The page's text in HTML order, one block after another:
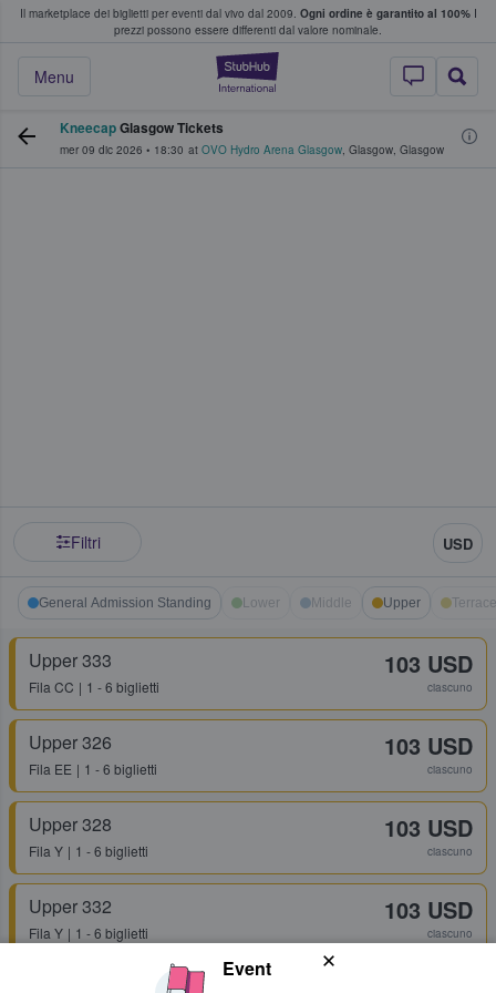
Il marketplace dei biglietti per eventi dal vivo dal 2009. Ogni ordine è garantito al 100%I
prezzi possono essere differenti dal valore nominale.
StubHub - Dove
Menu
fan comprano e vendono biglietti
KneecapGlasgow Tickets
mer 09 dic 2026 • 18:30 at OVO Hydro Arena Glasgow, Glasgow, Glasgow
Filtri USD
General Admission Standing Lower Middle Upper Terrace
Upper 333
Fila CC 1 - 6 biglietti
103 USD
ciascuno
Upper 326
Fila EE 1 - 6 biglietti
103 USD
ciascuno
Upper 328
Fila Y 1 - 6 biglietti
103 USD
ciascuno
Upper 332
Fila Y 1 - 6 biglietti
103 USD
ciascuno
Event